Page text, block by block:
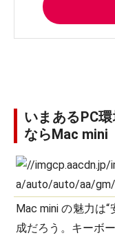
いまあるPC
ならMac mini
Mac mini の魅力は
成だろう。キーボ